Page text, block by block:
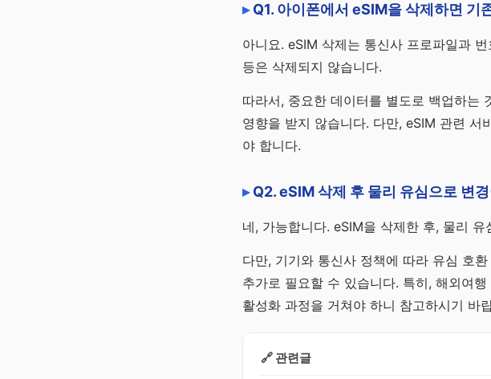
Q1. 아이폰에서 eSIM을 삭제하면 기
아니요. eSIM 삭제는 통신사 프로파일과
등은 삭제되지 않습니다.
따라서, 중요한 데이터를 별도로 백업하는
영향을 받지 않습니다. 다만, eSIM 관련 서
야 합니다.
Q2. eSIM 삭제 후 물리 유심으로 변
네, 가능합니다. eSIM을 삭제한 후, 물리
다만, 기기와 통신사 정책에 따라 유심 호
추가로 필요할 수 있습니다. 특히, 해외여
활성화 과정을 거쳐야 하니 참고하시기 바
🔗 관련글